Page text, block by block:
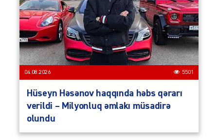
04.08.2026 5501
Hüseyn Həsənov haqqında həbs qərarı
verildi – Milyonluq əmlakı müsadirə
olundu